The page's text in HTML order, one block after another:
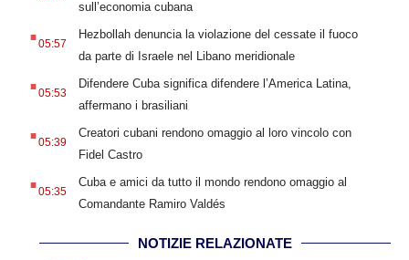
sull’economia cubana
.05:57
Hezbollah denuncia la violazione del cessate il fuoco
da parte di Israele nel Libano meridionale
.05:53
Difendere Cuba significa difendere l’America Latina,
affermano i brasiliani
.05:39
Creatori cubani rendono omaggio al loro vincolo con
Fidel Castro
.05:35
Cuba e amici da tutto il mondo rendono omaggio al
Comandante Ramiro Valdés
NOTIZIE RELAZIONATE